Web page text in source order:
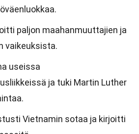
paljon maahanmuuttajien ja
vaikeuksista.
useissa
ja tuki Martin Luther
Vietnamin sotaa ja kirjoitti